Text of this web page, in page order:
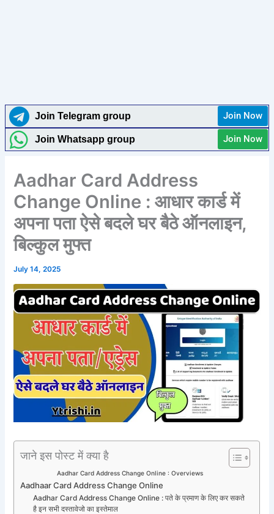
Join Telegram group Join Now
Join Whatsapp group Join Now
Aadhar Card Address
Change Online : आधार कार्ड में
अपना पता ऐसे बदले घर बैठे ऑनलाइन,
बिल्कुल मुफ्त
July 14, 2025
जाने इस पोस्ट में क्या है
Aadhar Card Address Change Online : Overviews
Aadhaar Card Address Change Online
Aadhar Card Address Change Online : पते के प्रमाण के लिए कर सकते
है इन सभी दस्तावेजो का इस्तेमाल